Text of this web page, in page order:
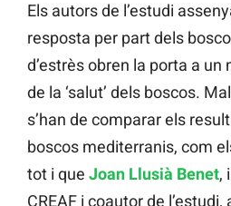
Els autors de l’estudi
resposta per part dels
d’estrès obren la porta a
de la ‘salut’ dels boscos.
s’han de comparar els
boscos mediterranis, com
tot i que Joan Llusià Benet,
CREAF i coautor de